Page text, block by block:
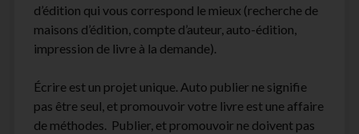
d’édition qui vous correspond le mieux (recherche de
maisons d’édition, compte d’auteur, auto-édition,
impression de livre à la demande).
Écrire est un projet unique. Auto publier ne signifie
pas être seul, et promouvoir votre livre est une affaire
de méthodes. Publier, et promouvoir ne doivent pas